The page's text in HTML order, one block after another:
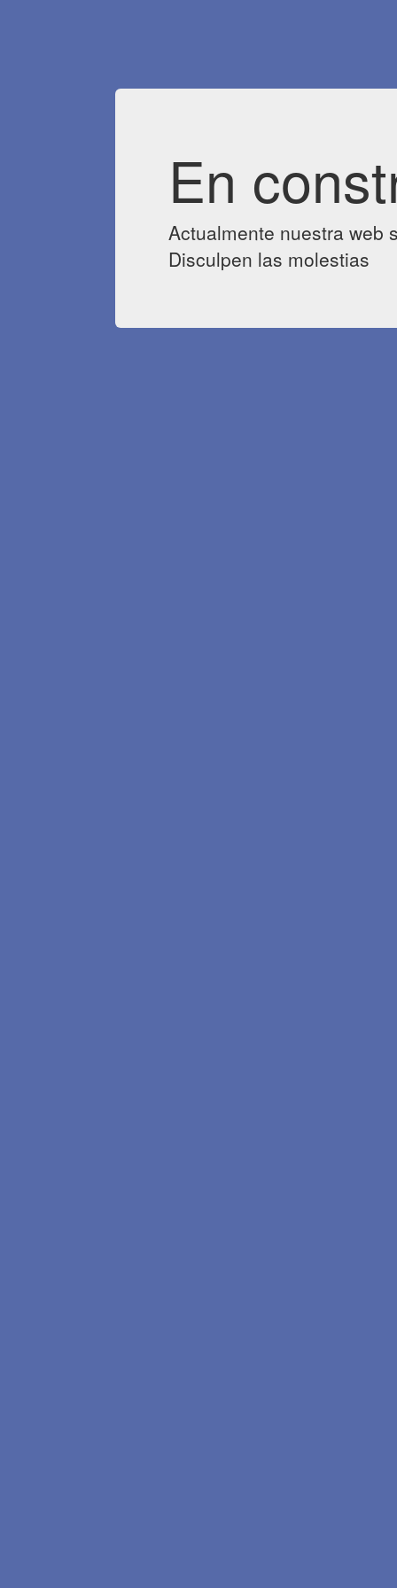
En
Actualmente nuestra web
Disculpen las molestias